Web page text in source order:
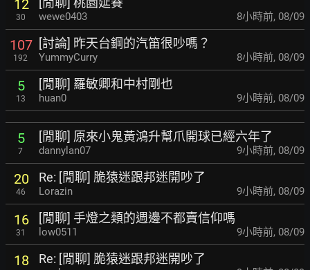
12
30 wewe0403 8小時前, 08/09
107
192
[討論] 昨天台鋼的汽笛很吵嗎？
YummyCurry 8小時前, 08/09
5
13
[閒聊] 羅敏卿和中村剛也
huan0 9小時前, 08/09
5
7
[閒聊] 原來小鬼黃鴻升幫爪開球已經六年了
dannylan07 9小時前, 08/09
20
46
Re: [閒聊] 脆猿迷跟邦迷開吵了
Lorazin 9小時前, 08/09
16
31
[閒聊] 手燈之類的週邊不都賣信仰嗎
low0511 9小時前, 08/09
18 Re: [閒聊] 脆猿迷跟邦迷開吵了